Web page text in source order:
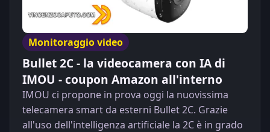
Monitoraggio video
Bullet 2C - la videocamera con IA di
IMOU - coupon Amazon all'interno
IMOU ci propone in prova oggi la nuovissima
telecamera smart da esterni Bullet 2C. Grazie
all'uso dell'intelligenza artificiale la 2C è in grado